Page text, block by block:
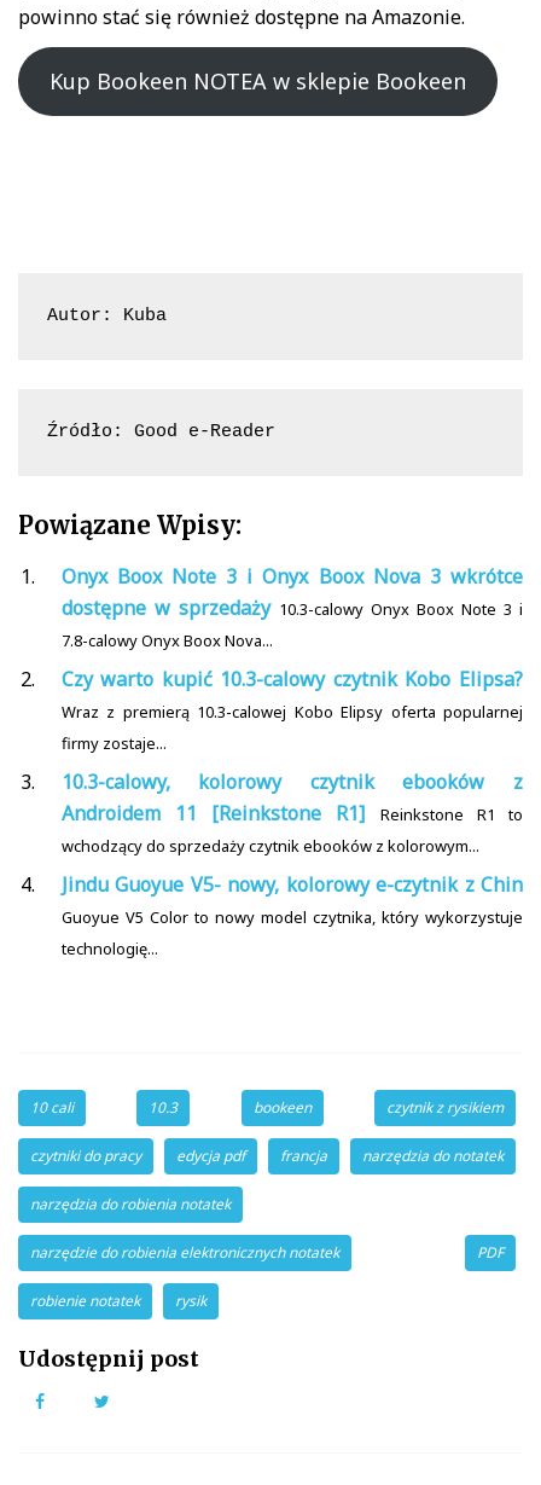
powinno stać się również dostępne na Amazonie.
Kup Bookeen NOTEA w sklepie Bookeen
Autor: Kuba
Źródło: Good e-Reader
Powiązane Wpisy:
Onyx Boox Note 3 i Onyx Boox Nova 3 wkrótce
dostępne w sprzedaży 10.3-calowy Onyx Boox Note 3 i
7.8-calowy Onyx Boox Nova...
Czy warto kupić 10.3-calowy czytnik Kobo Elipsa?
Wraz z premierą 10.3-calowej Kobo Elipsy oferta popularnej
firmy zostaje...
10.3-calowy, kolorowy czytnik ebooków z
Androidem 11 [Reinkstone R1]
Reinkstone R1 to
wchodzący do sprzedaży czytnik ebooków z kolorowym...
Jindu Guoyue V5- nowy, kolorowy e-czytnik z Chin
Guoyue V5 Color to nowy model czytnika, który wykorzystuje
technologię...
10 cali 10.3 bookeen czytnik z rysikiem
czytniki do pracy edycja pdf francja narzędzia do notatek
narzędzia do robienia notatek
narzędzie do robienia elektronicznych notatek PDF
robienie notatek rysik
Udostępnij post
Facebook